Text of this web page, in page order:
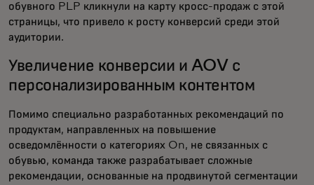
обувного PLP кликнули на карту кросс-продаж с этой
страницы, что привело к росту конверсий среди этой
аудитории.
Увеличение конверсии и AOV с
персонализированным контентом
Помимо специально разработанных рекомендаций по
продуктам, направленных на повышение
осведомлённости о категориях On, не связанных с
обувью, команда также разрабатывает сложные
рекомендации, основанные на продвинутой сегментации